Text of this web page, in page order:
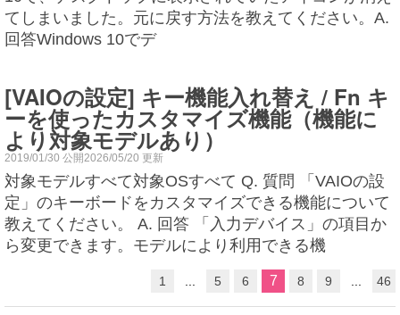
てしまいました。元に戻す方法を教えてください。A.
回答Windows 10でデ
[VAIOの設定] キー機能入れ替え / Fn キ
ーを使ったカスタマイズ機能（機能に
より対象モデルあり）
2019/01/30 公開2026/05/20 更新
対象モデルすべて対象OSすべて Q. 質問 「VAIOの設
定」のキーボードをカスタマイズできる機能について
教えてください。 A. 回答 「入力デバイス」の項目か
ら変更できます。モデルにより利用できる機
1 5 6 7 8 9 46